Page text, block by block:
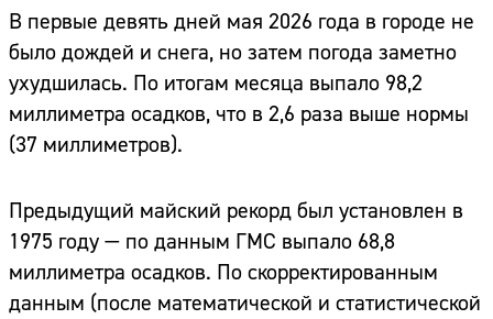
В первые девять дней мая 2026 года в городе не
было дождей и снега, но затем погода заметно
ухудшилась. По итогам месяца выпало 98,2
миллиметра осадков, что в 2,6 раза выше нормы
(37 миллиметров).
Предыдущий майский рекорд был установлен в
1975 году — по данным ГМС выпало 68,8
миллиметра осадков. По скорректированным
данным (после математической и статистической